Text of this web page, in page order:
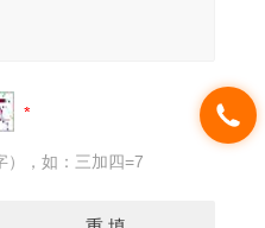
），如：三加四=7